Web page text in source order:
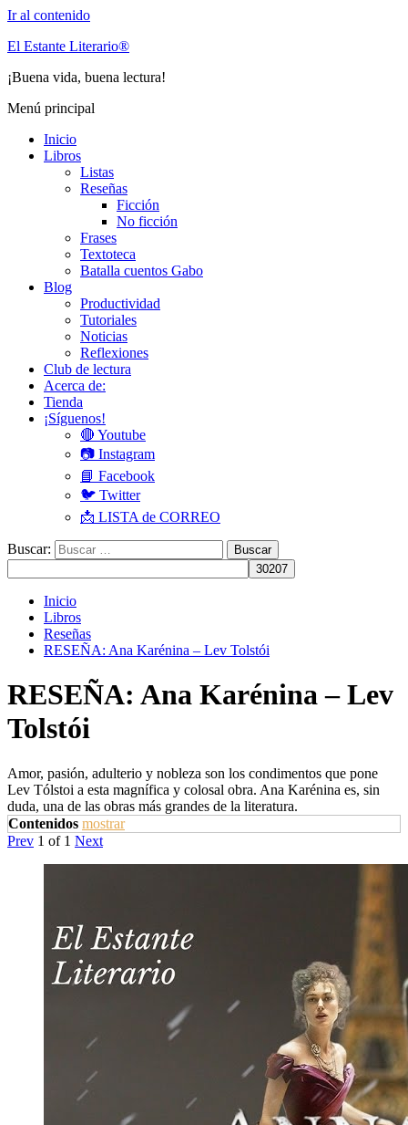
Ir al contenido
El Estante Literario®
¡Buena vida, buena lectura!
Menú principal
Inicio
Libros
Listas
Reseñas
Ficción
No ficción
Frases
Textoteca
Batalla cuentos Gabo
Blog
Productividad
Tutoriales
Noticias
Reflexiones
Club de lectura
Acerca de:
Tienda
¡Síguenos!
🔴 Youtube
📷 Instagram
📘 Facebook
🐦 Twitter
📩 LISTA de CORREO
Buscar:
Inicio
Libros
Reseñas
RESEÑA: Ana Karénina – Lev Tolstói
RESEÑA: Ana Karénina – Lev
Tolstói
Amor, pasión, adulterio y nobleza son los condimentos que pone
Lev Tólstoi a esta magnífica y colosal obra. Ana Karénina es, sin
duda, una de las obras más grandes de la literatura.
Contenidos mostrar
Prev 1 of 1 Next